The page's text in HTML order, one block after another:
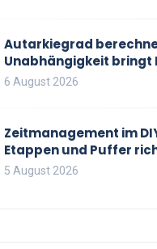
Autarkiegrad
Unabhängigkeit bringt
Anlage mit Speicher
6 August 2026
Zeitmanagement im
Etappen und Puffer
5 August 2026